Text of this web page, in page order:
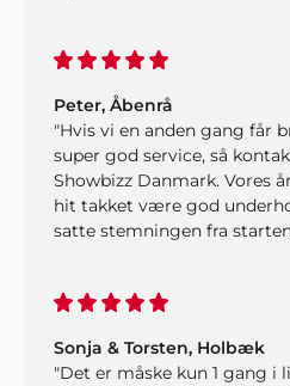
Peter, Åbenrå
"Hvis vi en anden gang får
super god service, så
Showbizz Danmark. Vores
hit takket være god
satte stemningen fra
Sonja & Torsten, Holbæk
"Det er måske kun 1 gang i